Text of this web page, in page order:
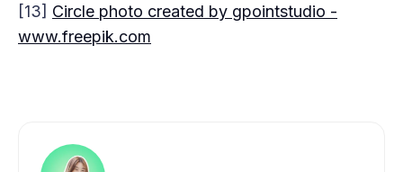
[13] Circle photo created by gpointstudio -
www.freepik.com